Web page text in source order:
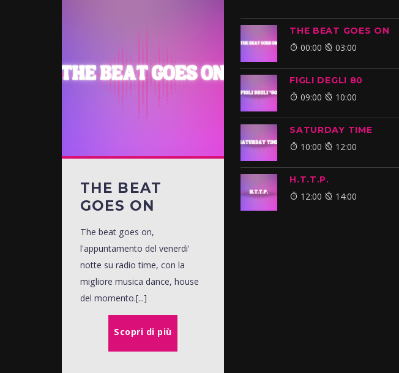
THE BEAT
GOES ON
The beat goes on,
l'appuntamento del venerdi'
notte su radio time, con la
migliore musica dance, house
del momento.[...]
Scopri di più
THE BEAT GOES ON
00:00 03:00
FIGLI DEGLI 80
09:00 10:00
SATURDAY TIME
10:00 12:00
H.T.T.P.
12:00 14:00